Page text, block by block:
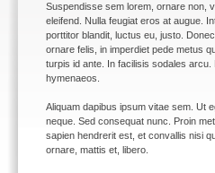
Suspendisse sem lorem, ornare non,
eleifend. Nulla feugiat eros at augue.
porttitor blandit, luctus eu, justo.
ornare felis, in imperdiet pede metus
turpis id ante. In facilisis sodales
hymenaeos.
Aliquam dapibus ipsum vitae sem. Ut
neque. Sed consequat nunc. Proin
sapien hendrerit est, et convallis nisi
ornare, mattis et, libero.